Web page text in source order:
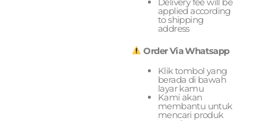
applied according
to shipping
address
Order Via Whatsapp
Klik tombol yang
berada di bawah
layar kamu
Kami akan
membantu untuk
mencari produk